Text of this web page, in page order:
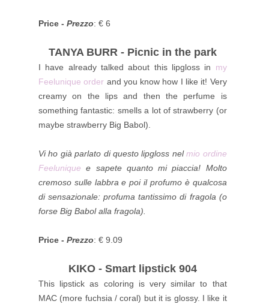
Price - Prezzo: € 6
TANYA BURR - Picnic in the park
I have already talked about this lipgloss in my
Feelunique order and you know how I like it! Very
creamy on the lips and then the perfume is
something fantastic: smells a lot of strawberry (or
maybe strawberry Big Babol).
Vi ho già parlato di questo lipgloss nelmio ordine
Feelunique e sapete quanto mi piaccia! Molto
cremoso sulle labbra e poi il profumo è qualcosa
di sensazionale: profuma tantissimo di fragola (o
forse Big Babol alla fragola).
Price - Prezzo: € 9.09
KIKO - Smart lipstick 904
This lipstick as coloring is very similar to that
MAC (more fuchsia / coral) but it is glossy. I like it